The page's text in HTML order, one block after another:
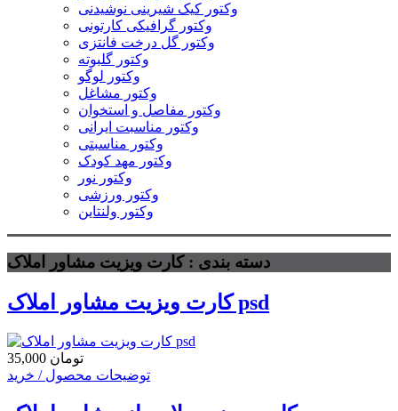
وکتور کیک شیرینی نوشیدنی
وکتور گرافیکی کارتونی
وکتور گل درخت فانتزی
وکتور گلبوته
وکتور لوگو
وکتور مشاغل
وکتور مفاصل و استخوان
وکتور مناسبت ایرانی
وکتور مناسبتی
وکتور مهد کودک
وکتور نور
وکتور ورزشی
وکتور ولنتاین
دسته بندی : کارت ویزیت مشاور املاک
کارت ویزیت مشاور املاک psd
35,000 تومان
توضیحات محصول / خرید